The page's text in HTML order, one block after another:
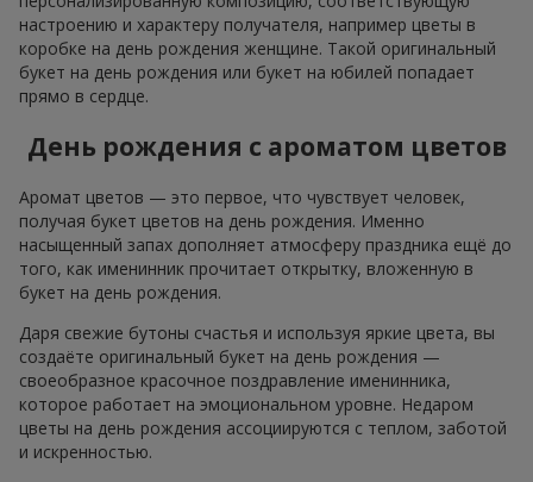
настроению и характеру получателя, например цветы в
коробке на день рождения женщине. Такой оригинальный
букет на день рождения или букет на юбилей попадает
прямо в сердце.
День рождения с ароматом цветов
Аромат цветов — это первое, что чувствует человек,
получая букет цветов на день рождения. Именно
насыщенный запах дополняет атмосферу праздника ещё до
того, как именинник прочитает открытку, вложенную в
букет на день рождения.
Даря свежие бутоны счастья и используя яркие цвета, вы
создаёте оригинальный букет на день рождения —
своеобразное красочное поздравление именинника,
которое работает на эмоциональном уровне. Недаром
цветы на день рождения ассоциируются с теплом, заботой
и искренностью.